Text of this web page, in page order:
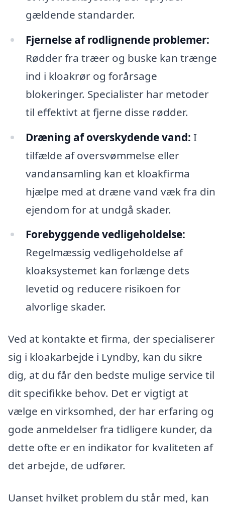
gældende standarder.
Fjernelse af rodlignende problemer:
Rødder fra træer og buske kan trænge
ind i kloakrør og forårsage
blokeringer. Specialister har metoder
til effektivt at fjerne disse rødder.
Dræning af overskydende vand: I
tilfælde af oversvømmelse eller
vandansamling kan et kloakfirma
hjælpe med at dræne vand væk fra din
ejendom for at undgå skader.
Forebyggende vedligeholdelse:
Regelmæssig vedligeholdelse af
kloaksystemet kan forlænge dets
levetid og reducere risikoen for
alvorlige skader.
Ved at kontakte et firma, der specialiserer
sig i kloakarbejde i Lyndby, kan du sikre
dig, at du får den bedste mulige service til
dit specifikke behov. Det er vigtigt at
vælge en virksomhed, der har erfaring og
gode anmeldelser fra tidligere kunder, da
dette ofte er en indikator for kvaliteten af
det arbejde, de udfører.
Uanset hvilket problem du står med, kan